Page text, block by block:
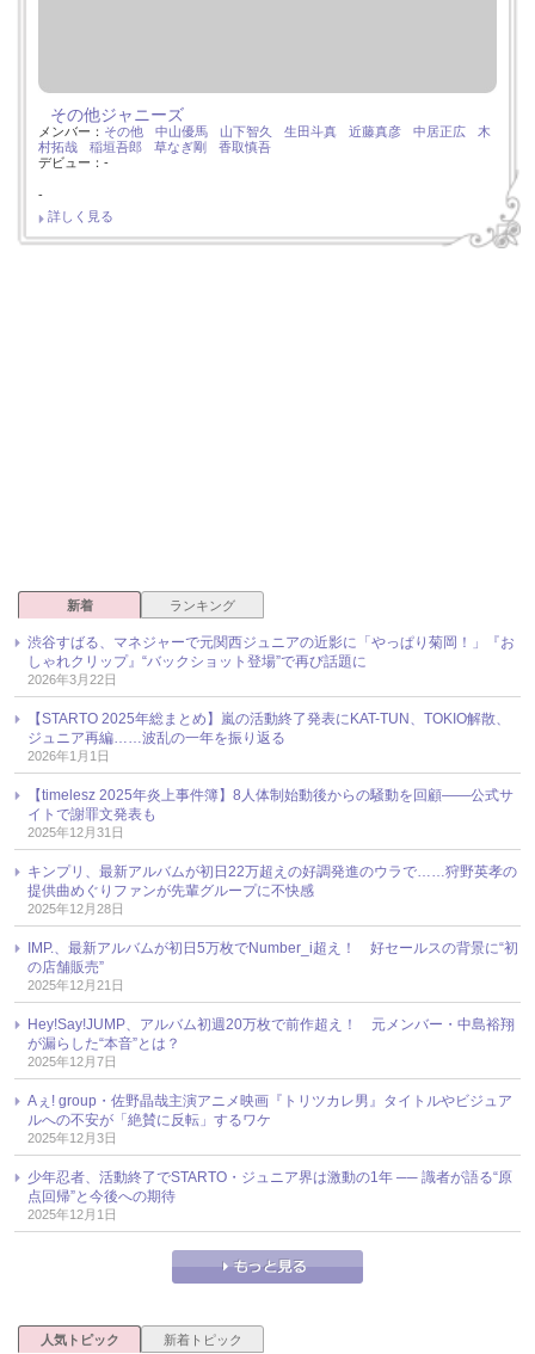
その他ジャニーズ
メンバー： その他 中山優馬 山下智久 生田斗真 近藤真彦 中居正広
木
村拓哉
稲垣吾郎 草なぎ剛
香取慎吾
デビュー：-
-
詳しく見る
新着 ランキング
渋谷すばる、マネジャーで元関西ジュニアの近影に「やっぱり菊岡！」『お
しゃれクリップ』“バックショット登場”で再び話題に
2026年3月22日
【STARTO 2025年総まとめ】嵐の活動終了発表にKAT-TUN、TOKIO解散、
ジュニア再編……波乱の一年を振り返る
2026年1月1日
【timelesz 2025年炎上事件簿】8人体制始動後からの騒動を回顧――公式サ
イトで謝罪文発表も
2025年12月31日
キンプリ、最新アルバムが初日22万超えの好調発進のウラで……狩野英孝の
提供曲めぐりファンが先輩グループに不快感
2025年12月28日
IMP.、最新アルバムが初日5万枚でNumber_i超え！ 好セールスの背景に“初
の店舗販売”
2025年12月21日
Hey!Say!JUMP、アルバム初週20万枚で前作超え！ 元メンバー・中島裕翔
が漏らした“本音”とは？
2025年12月7日
Aぇ! group・佐野晶哉主演アニメ映画『トリツカレ男』タイトルやビジュア
ルへの不安が「絶賛に反転」するワケ
2025年12月3日
少年忍者、活動終了でSTARTO・ジュニア界は激動の1年 ── 識者が語る“原
点回帰”と今後への期待
2025年12月1日
人気トピック 新着トピック